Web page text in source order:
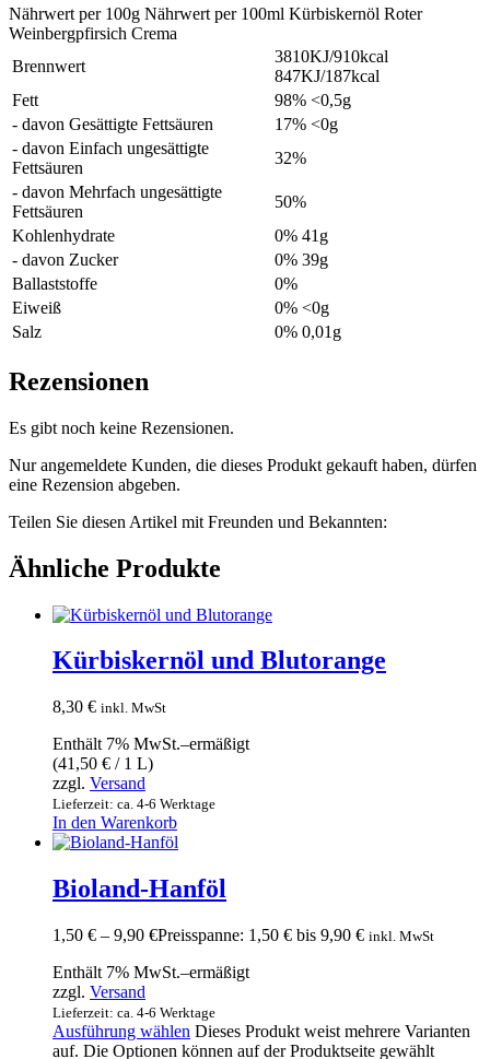
Nährwert per 100g Nährwert per 100ml Kürbiskernöl Roter
Weinbergpfirsich Crema
Brennwert
3810KJ/910kcal
847KJ/187kcal
Fett
98% <0,5g
- davon Gesättigte Fettsäuren
17% <0g
- davon Einfach ungesättigte
Fettsäuren
32%
- davon Mehrfach ungesättigte
Fettsäuren
50%
Kohlenhydrate
0% 41g
- davon Zucker
0% 39g
Ballaststoffe
0%
Eiweiß
0% <0g
Salz
0% 0,01g
Rezensionen
Es gibt noch keine Rezensionen.
Nur angemeldete Kunden, die dieses Produkt gekauft haben, dürfen
eine Rezension abgeben.
Teilen Sie diesen Artikel mit Freunden und Bekannten:
Ähnliche Produkte
Kürbiskernöl und Blutorange
8,30 € inkl. MwSt
Enthält 7% MwSt.–ermäßigt
(41,50 € / 1 L)
zzgl. Versand
Lieferzeit: ca. 4-6 Werktage
In den Warenkorb
Bioland-Hanföl
1,50 € – 9,90 €Preisspanne: 1,50 € bis 9,90 € inkl. MwSt
Enthält 7% MwSt.–ermäßigt
zzgl. Versand
Lieferzeit: ca. 4-6 Werktage
Ausführung wählen Dieses Produkt weist mehrere Varianten
auf. Die Optionen können auf der Produktseite gewählt